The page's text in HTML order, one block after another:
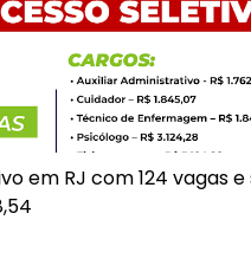
em RJ com 124 vagas